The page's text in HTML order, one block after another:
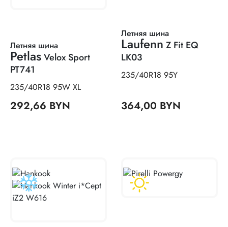
Летняя шина
PetlasVelox Sport
PT741
235/40R18 95W XL
292,66 BYN
Летняя шина
Laufenn Z Fit EQ
LK03
235/40R18 95Y
364,00 BYN